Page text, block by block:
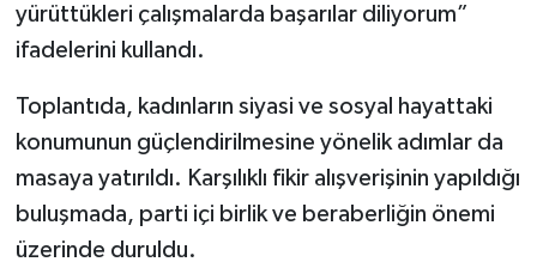
yürüttükleri çalışmalarda başarılar diliyorum”
ifadelerini kullandı.
Toplantıda, kadınların siyasi ve sosyal hayattaki
konumunun güçlendirilmesine yönelik adımlar da
masaya yatırıldı. Karşılıklı fikir alışverişinin yapıldığı
buluşmada, parti içi birlik ve beraberliğin önemi
üzerinde duruldu.